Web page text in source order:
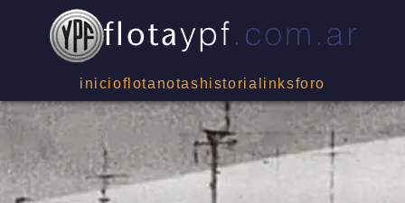
inicioflota notas historia linksforo